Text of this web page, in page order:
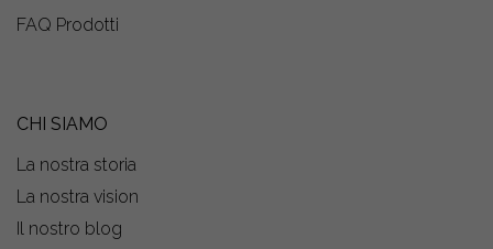
FAQ Prodotti
CHI SIAMO
La nostra storia
La nostra vision
Il nostro blog